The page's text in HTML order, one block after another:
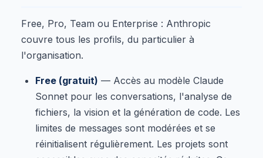
Free, Pro, Team ou Enterprise : Anthropic
couvre tous les profils, du particulier à
l'organisation.
Free (gratuit) — Accès au modèle Claude
Sonnet pour les conversations, l'analyse de
fichiers, la vision et la génération de code. Les
limites de messages sont modérées et se
réinitialisent régulièrement. Les projets sont